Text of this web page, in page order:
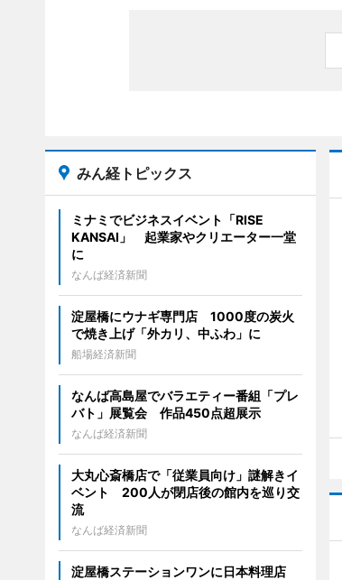
みん経トピックス
ミナミでビジネスイベント「RISE
KANSAI」 起業家やクリエーター一堂
に
なんば経済新聞
淀屋橋にウナギ専門店 1000度の炭火
で焼き上げ「外カリ、中ふわ」に
船場経済新聞
なんば高島屋でバラエティー番組「プレ
バト」展覧会 作品450点超展示
なんば経済新聞
大丸心斎橋店で「従業員向け」謎解きイ
ベント 200人が閉店後の館内を巡り交
流
なんば経済新聞
淀屋橋ステーションワンに日本料理店